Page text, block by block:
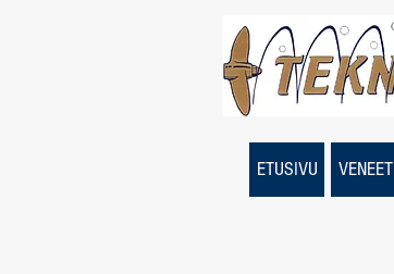
ETUSIVU VENEET